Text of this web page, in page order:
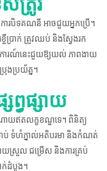
របិទគណនី អាចជួយអ្នកប្រើ។
ចីប្រាក់ ត្រូវឈប់ និងស្វែងរក
ារណ៍នេះជួយឱ្យយល់ ភាពងាយ
ងប្រយ័ត្ន។
ព្វផ្សាយ
ោយឥតលក្ខខណ្ឌទេ។ ពិនិត្យ
ាប់ ទំហំភ្នាល់អតិបរមា និងកំណត់
យស្រួល ជម្រើស និងការគ្រប់
ក់ដំបូង។